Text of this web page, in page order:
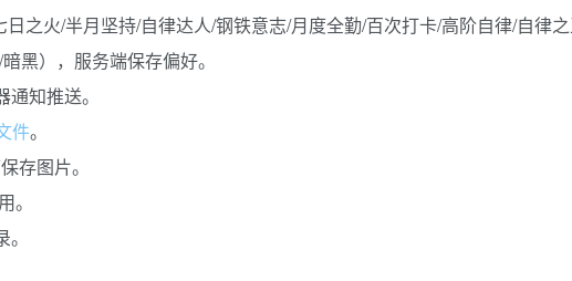
之火/半月坚持/自律达人/钢铁意志/月度全勤/百次打卡/高阶自律/自律
黑），服务端保存偏好。
知推送。
件。
存图片。
。